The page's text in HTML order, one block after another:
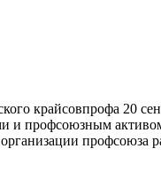
крайсовпрофа 20
и профсоюзным
профсоюза